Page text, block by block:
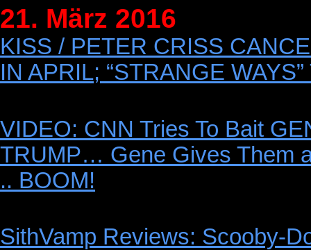
21. März 2016
KISS / PETER CRISS
IN APRIL; “STRANGE
VIDEO: CNN Tries To Bait
TRUMP… Gene Gives Them
.. BOOM!
SithVamp Reviews: Scooby-